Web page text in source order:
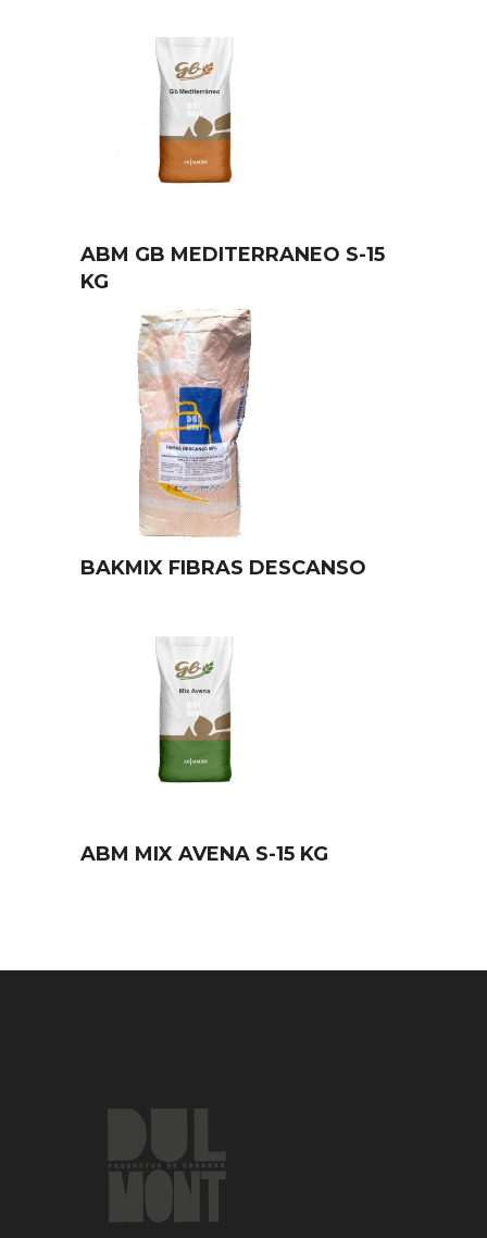
ABM GB MEDITERRANEO S-15
KG
BAKMIX FIBRAS DESCANSO
ABM MIX AVENA S-15 KG